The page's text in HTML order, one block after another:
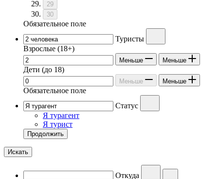
29
30
Обязательное поле
Туристы
Взрослые (18+)
Меньше Меньше
Дети (до 18)
Меньше Меньше
Обязательное поле
Статус
Я турагент
Я турист
Продолжить
Искать
Откуда